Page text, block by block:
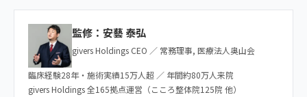
監修：安藝 泰弘
givers Holdings CEO ／ 常務理事, 医療法人奥山会
臨床経験28年・施術実績15万人超 ／ 年間約80万人来院
givers Holdings 全165拠点運営（こころ整体院125院 他）